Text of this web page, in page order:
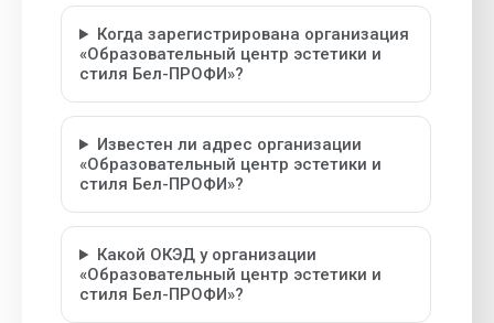
Когда зарегистрирована организация
«Образовательный центр эстетики и
стиля Бел-ПРОФИ»?
Известен ли адрес организации
«Образовательный центр эстетики и
стиля Бел-ПРОФИ»?
Какой ОКЭД у организации
«Образовательный центр эстетики и
стиля Бел-ПРОФИ»?